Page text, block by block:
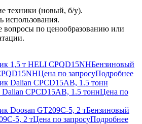
техники (новый, б/у).
использования.
по ценообразованию или
Бензиновый
Цена по запросуПодробнее
CPCD15AB, 1.5 тоннЦена по
Бензиновый
5, 2 тЦена по запросуПодробнее